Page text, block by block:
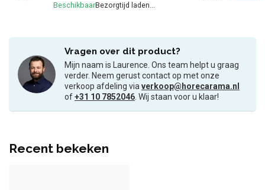
Beschikbaar
Vragen over dit product?
Mijn naam is Laurence. Ons team helpt u graag
verder. Neem gerust contact op met onze
verkoop afdeling viaverkoop@horecarama.nl
of+31 10 7852046. Wij staan voor u klaar!
Recent bekeken